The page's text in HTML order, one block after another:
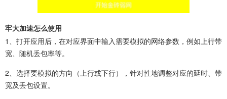
牢大加速怎么使用
1、打开应用后，在对应界面中输入需要模拟的网络参数，例如上行带
宽、随机丢包率等。
2、选择要模拟的方向（上行或下行），针对性地调整对应的延时、带
宽及丢包设置。